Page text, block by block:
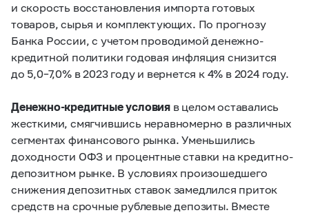
и скорость восстановления импорта готовых
товаров, сырья и комплектующих. По прогнозу
Банка России, с учетом проводимой денежно-
кредитной политики годовая инфляция снизится
до 5,0–7,0%в 2023 году и вернется к 4% в 2024 году.
Денежно-кредитные условия в целом оставались
жесткими, смягчившись неравномерно в различных
сегментах финансового рынка. Уменьшились
доходности ОФЗ и процентные ставки на кредитно-
депозитном рынке. В условиях произошедшего
снижения депозитных ставок замедлился приток
средств на срочные рублевые депозиты. Вместе